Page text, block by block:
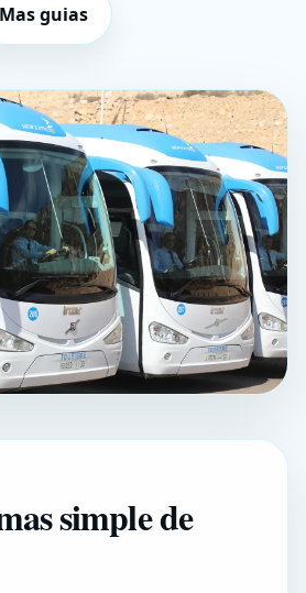
Mas guias
simple de